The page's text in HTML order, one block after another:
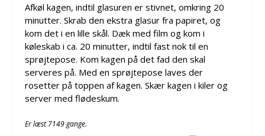
Afkøl kagen, indtil glasuren er stivnet, omkring 20
minutter. Skrab den ekstra glasur fra papiret, og
kom det i en lille skål. Dæk med film og kom i
køleskab i ca. 20 minutter, indtil fast nok til en
sprøjtepose. Kom kagen på det fad den skal
serveres på. Med en sprøjtepose laves der
rosetter på toppen af ​​kagen. Skær kagen i kiler og
server med flødeskum.
Er læst 7149 gange.